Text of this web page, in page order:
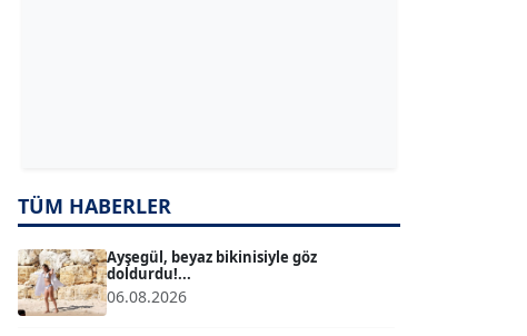
T TUĞÇE TUĞSAVUL BAYSOY
Köşe Yazarı
ATİLLA KÖPRÜLÜOĞLU
TÜM HABERLER
Ayşegül, beyaz bikinisiyle göz
doldurdu!...
06.08.2026